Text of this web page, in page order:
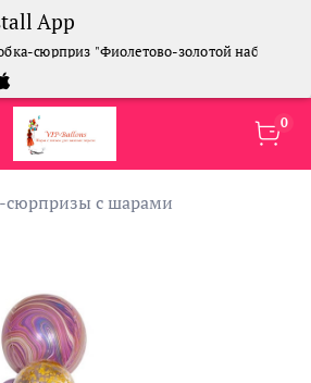
App
сюрприз "Фиолетово-золотой набор
0
сюрпризы с шарами